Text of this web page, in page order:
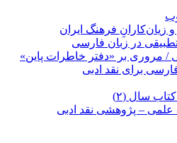
و زیان‌کارانِ فرهنگ ایران
در زبان فارسی
/ مروری بر «دفتر خاطرات پاین»
برای نقد ادبی
سال (۲)
– پژوهشی نقد ادبی